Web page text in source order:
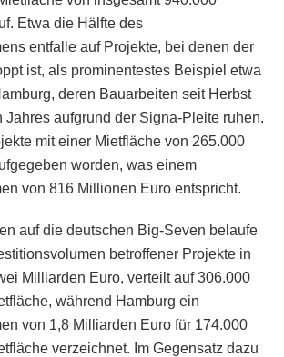
Etwa die Hälfte des
entfalle auf Projekte, bei denen der
ist, als prominentestes Beispiel etwa
deren Bauarbeiten seit Herbst
Jahres aufgrund der Signa-Pleite ruhen.
mit einer Mietfläche von 265.000
worden, was einem
von 816 Millionen Euro entspricht.
auf die deutschen Big-Seven belaufe
betroffener Projekte in
Milliarden Euro, verteilt auf 306.000
während Hamburg ein
von 1,8 Milliarden Euro für 174.000
verzeichnet. Im Gegensatz dazu